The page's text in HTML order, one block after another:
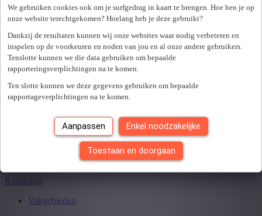
We gebruiken cookies ook om je surfgedrag in kaart te brengen. Hoe ben je op
onze website terechtgekomen? Hoelang heb je deze gebruikt?
Dankzij de resultaten kunnen wij onze websites waar nodig verbeteren en
inspelen op de voorkeuren en noden van jou en al onze andere gebruikers.
Tenslotte kunnen we die data gebruiken om bepaalde
rapporteringsverplichtingen na te komen.
Ten slotte kunnen we deze gegevens gebruiken om bepaalde
rapportageverplichtingen na te komen.
Aanpassen Enkel noodzakelijke
Toestaan en doorgaan
Opnieuw aanmelden.
Er is een fout opgetreden. Gelieve later opnieuw te proberen.
Sluiten
Je hebt0van0jobs gezien.
Kandidaat
Vakgebieden